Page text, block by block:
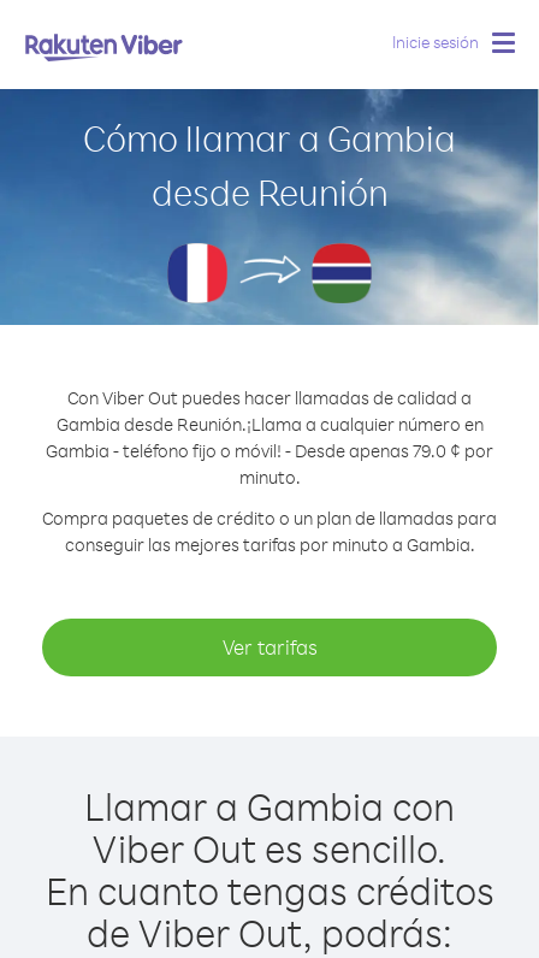
Inicie sesión
Cómo llamar a Gambia
desde Reunión
Con Viber Out puedes hacer llamadas de calidad a
Gambia desde Reunión.¡Llama a cualquier número en
Gambia - teléfono fijo o móvil! - Desde apenas 79.0 ¢ por
minuto.
Compra paquetes de crédito o un plan de llamadas para
conseguir las mejores tarifas por minuto a Gambia.
Ver tarifas
Llamar a Gambia con
Viber Out es sencillo.
En cuanto tengas créditos
de Viber Out, podrás: